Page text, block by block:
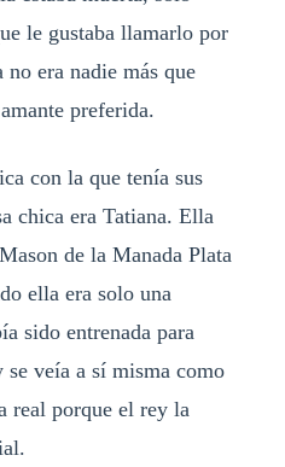
le gustaba llamarlo por
no era nadie más que
preferida.
con la que tenía sus
chica era Tatiana. Ella
de la Manada Plata
ella era solo una
sido entrenada para
se veía a sí misma como
real porque el rey la